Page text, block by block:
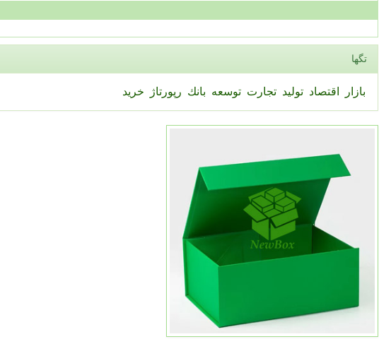
تگها
بازار اقتصاد تولید تجارت توسعه بانك رپورتاژ خرید